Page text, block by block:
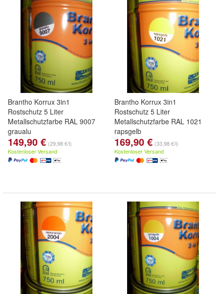
Brantho Korrux 3in1
Rostschutz 5 Liter
Metallschutzfarbe RAL 9007
graualu
149,90 € (29,98 €/l)
Kostenloser Versand
Brantho Korrux 3in1
Rostschutz 5 Liter
Metallschutzfarbe RAL 1021
rapsgelb
169,90 € (33,98 €/l)
Kostenloser Versand